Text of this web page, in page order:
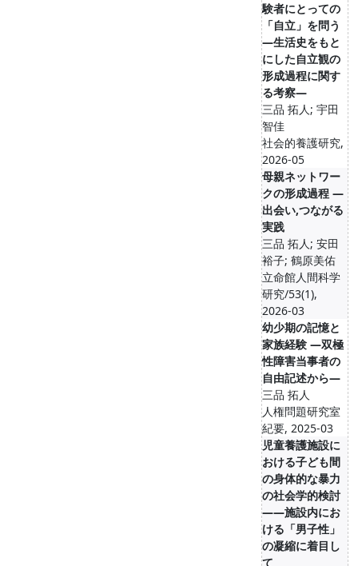
験者にとっての
「自立」を問う
―生活史をもと
にした自立観の
形成過程に関す
る考察―
三品 拓人; 宇田
智佳
社会的養護研究,
2026-05
母親ネットワー
クの形成過程 ―
出会い,つながる
実践
三品 拓人; 安田
裕子; 鶴原美佑
立命館人間科学
研究/53(1),
2026-03
幼少期の記憶と
家族経験 ―双極
性障害当事者の
自由記述から―
三品 拓人
人権問題研究室
紀要, 2025-03
児童養護施設に
おける子ども間
の身体的な暴力
の社会学的検討
――施設内にお
ける「男子性」
の凝縮に着目し
て